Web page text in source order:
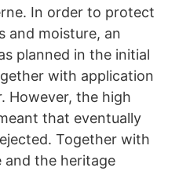
In order to protect
and moisture, an
planned in the initial
with application
However, the high
that eventually
Together with
and the heritage
zaobchádzania s údajmi
nájdete v prehlásení
answer/600424
uzavreli zmluvu
a pri využívaní Google